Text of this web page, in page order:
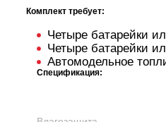
Комплект требует:
Четыре батарейки
Четыре батарейки
Автомодельное
Спецификация: